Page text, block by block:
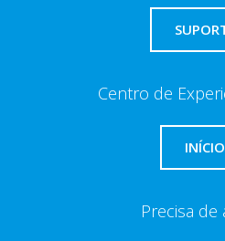
Centro de
INÍCIO
Precisa de